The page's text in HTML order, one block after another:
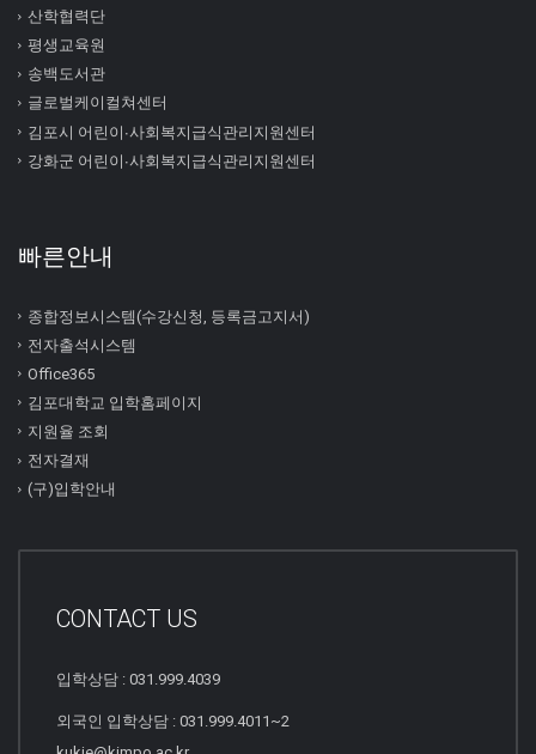
산학협력단
평생교육원
송백도서관
글로벌케이컬쳐센터
김포시 어린이∙사회복지급식관리지원센터
강화군 어린이∙사회복지급식관리지원센터
빠른안내
종합정보시스템(수강신청, 등록금고지서)
전자출석시스템
Office365
김포대학교 입학홈페이지
지원율 조회
전자결재
(구)입학안내
CONTACT US
입학상담 : 031.999.4039
외국인 입학상담 : 031.999.4011~2